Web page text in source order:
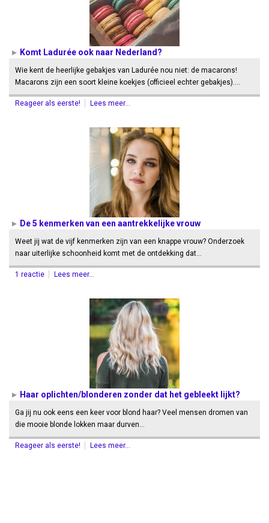
Komt Ladurée ook naar Nederland?
Wie kent de heerlijke gebakjes van Ladurée nou niet: de macarons!
Macarons zijn een soort kleine koekjes (officieel echter gebakjes).…
Reageer als eerste! Lees meer...
De 5 kenmerken van een aantrekkelijke vrouw
Weet jij wat de vijf kenmerken zijn van een knappe vrouw? Onderzoek
naar uiterlijke schoonheid komt met de ontdekking dat…
1 reactie Lees meer...
Haar oplichten/blonderen zonder dat het gebleekt lijkt?
Ga jij nu ook eens een keer voor blond haar? Veel mensen dromen van
die mooie blonde lokken maar durven…
Reageer als eerste! Lees meer...